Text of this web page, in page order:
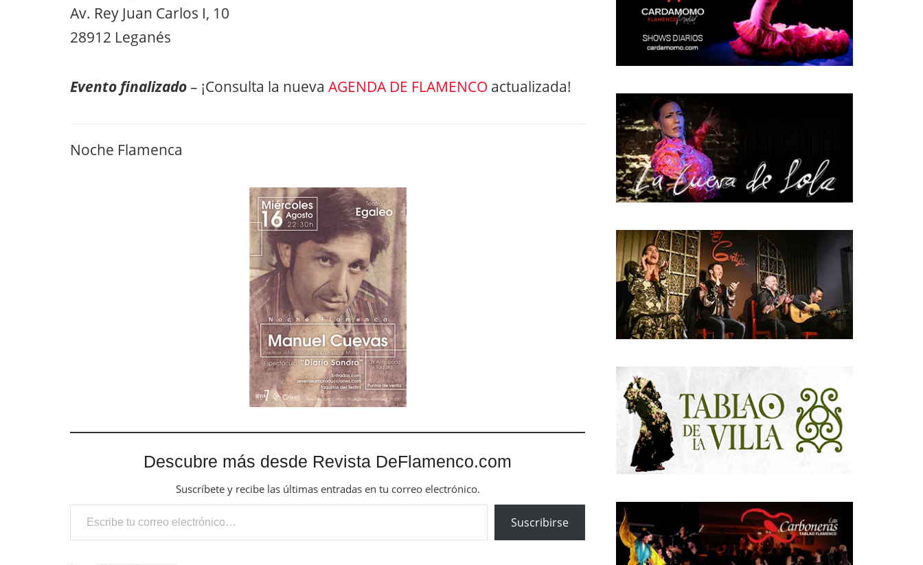
Av. Rey Juan Carlos I, 10
28912 Leganés
Evento finalizado– ¡Consulta la nueva AGENDA DE FLAMENCO actualizada!
Noche Flamenca
Descubre más desde Revista DeFlamenco.com
Suscríbete y recibe las últimas entradas en tu correo electrónico.
Escribe tu correo electrónico…
Suscribirse